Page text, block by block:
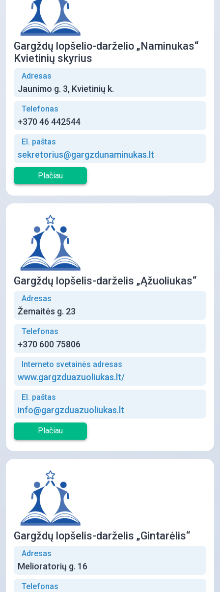
Gargždų lopšelio-darželio „Naminukas“
Kvietinių skyrius
Adresas
Jaunimo g. 3, Kvietinių k.
Telefonas
+370 46 442544
El. paštas
sekretorius@gargzdunaminukas.lt
Plačiau
Gargždų lopšelis-darželis „Ąžuoliukas“
Adresas
Žemaitės g. 23
Telefonas
+370 600 75806
Interneto svetainės adresas
www.gargzduazuoliukas.lt/
El. paštas
info@gargzduazuoliukas.lt
Plačiau
Gargždų lopšelis-darželis „Gintarėlis“
Adresas
Melioratorių g. 16
Telefonas